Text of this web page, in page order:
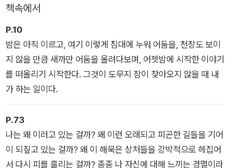
‘환상과 어둠’ 컬렉션은 폴 오스터 문학의 정수를 압축해 보여주
는 《환상의 책》과 《어둠 속의 남자》로 구성되어 있다. 새로운 번
역 작업은 물론 현재 한국 문단에서 가장 활발하게 활동하고 있는
두 소설가 정기현, 김화진의 독서 후기를 함께 실어 오늘의 독자
에게 오스터의 세계를 다시 읽는 새로운 시선을 제공한다. 두 작
품은 “인간은 왜 이야기에 기대어 살아가는가”라는 근본적 질문
을 던지는 동시에 여전히 불안과 상실로 흔들리는 현재의 삶에 깊
은 울림을 전한다.
책속에서
P.10
밤은 아직 이르고, 여기 이렇게 침대에 누워 어둠을, 천장도 보이
지 않을 만큼 새까만 어둠을 올려다보며, 어젯밤에 시작한 이야기
를 떠올리기 시작한다. 그것이 도무지 잠이 찾아오지 않을 때 내
가 하는 일이다.
P.73
나는 왜 이러고 있는 걸까? 왜 이런 오래되고 피곤한 길들을 기어
이 되짚고 있는 걸까? 왜 이 해묵은 상처들을 강박적으로 헤집어
서 다시 피를 흘리는 걸까? 종종 나 자신에 대해 느끼는 경멸이라